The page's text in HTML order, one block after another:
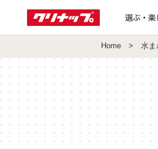
選ぶ・楽
Home > 水ま